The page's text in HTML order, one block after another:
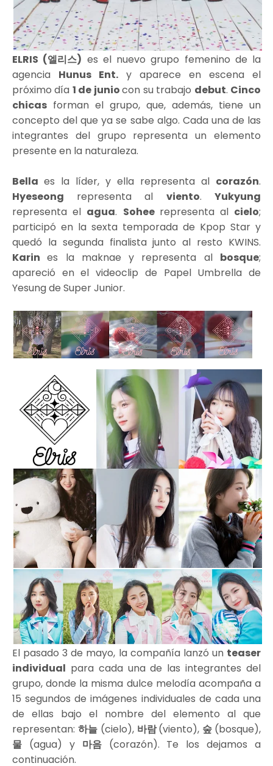
ELRIS (엘리스) es el nuevo grupo femenino de la
agencia Hunus Ent. y aparece en escena el
próximo día 1 de juniocon su trabajo debut. Cinco
chicas forman el grupo, que, además, tiene un
concepto del que ya se sabe algo. Cada una de las
integrantes del grupo representa un elemento
presente en la naturaleza.
Bella es la líder, y ella representa al corazón.
Hyeseong representa al viento. Yukyung
representa el agua. Sohee representa al cielo;
participó en la sexta temporada de Kpop Star y
quedó la segunda finalista junto al resto KWINS.
Karines la maknae y representa al bosque;
apareció en el videoclip de Papel Umbrella de
Yesung de Super Junior.
El pasado 3 de mayo, la compañía lanzó un teaser
individual para cada una de las integrantes del
grupo, donde la misma dulce melodía acompaña a
15 segundos de imágenes individuales de cada una
de ellas bajo el nombre del elemento al que
representan: 하늘(cielo), 바람(viento), 숲 (bosque),
물 (agua) y 마음(corazón). Te los dejamos a
continuación.